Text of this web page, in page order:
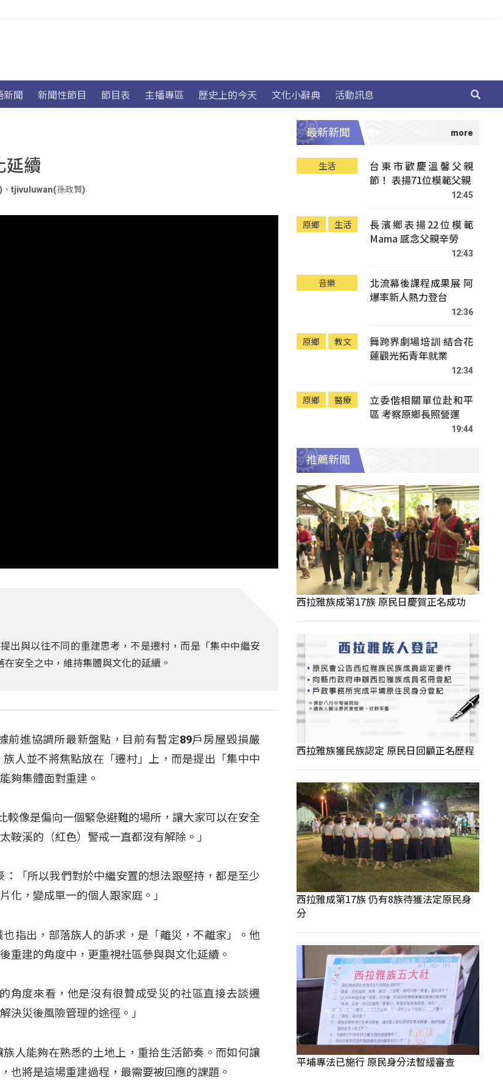
新聞 新聞性節目 節目表 主播專區 歷史上的今天 文化小辭典 活動訊息
延續
、 tjivuluwan(孫政賢)
出與以往不同的重建思考，不是遷村，而是「集中中繼安
安全之中，維持集體與文化的延續。
前進協調所最新盤點，目前有暫定89戶房屋毀損嚴
人並不將焦點放在「遷村」上，而是提出「集中中
夠集體面對重建。
較像是偏向一個緊急避難的場所，讓大家可以在安全
鞍溪的（紅色）警戒一直都沒有解除。」
「所以我們對於中繼安置的想法跟堅持，都是至少
化，變成單一的個人跟家庭。」
指出，部落族人的訴求，是「離災，不離家」。他
重建的角度中，更重視社區參與與文化延續。
角度來看，他是沒有很贊成受災的社區直接去談遷
決災後風險管理的途徑。」
人能夠在熟悉的土地上，重拾生活節奏。而如何讓
也將是這場重建過程，最需要被回應的課題。
最新新聞
生活
台東市歡慶溫馨父親
節！ 表揚71位模範父親
12:45
原鄉 生活
長濱鄉表揚22位模範
Mama 感念父親辛勞
12:43
音樂
北流幕後課程成果展 阿
爆率新人熱力登台
12:36
原鄉 教文
舞跨界劇場培訓 結合花
蓮觀光拓青年就業
12:34
原鄉 醫療
立委偕相關單位赴和平
區 考察原鄉長照營運
19:44
推薦新聞
西拉雅族成第17族 原民日慶賀正名成功
西拉雅族獲民族認定 原民日回顧正名歷程
西拉雅成第17族 仍有8族待獲法定原民身
分
平埔專法已施行 原民身分法暫緩審查